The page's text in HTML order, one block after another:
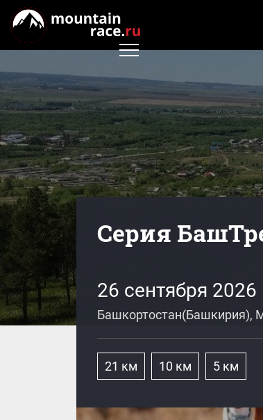
Серия
26 сентября 2026
Башкортостан(Башкирия),
21 км 10 км 5 км